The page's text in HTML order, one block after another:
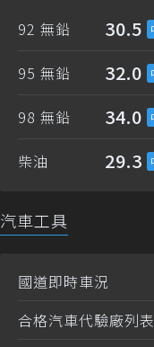
92 無鉛 30.5
95 無鉛 32.0
98 無鉛 34.0
柴油 29.3
汽車工具
國道即時車況
合格汽車代驗廠列表